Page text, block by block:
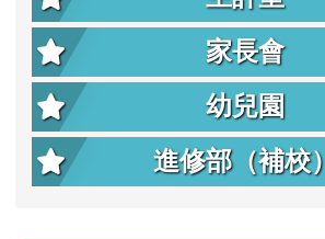
家長會
幼兒園
進修部（補校）